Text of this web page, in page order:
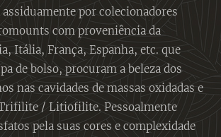
por colecionadores
com proveniência da
Itália, França, Espanha, etc. que
de bolso, procuram a beleza dos
nas cavidades de massas oxidadas e
/ Litiofilite. Pessoalmente
pela suas cores e complexidade